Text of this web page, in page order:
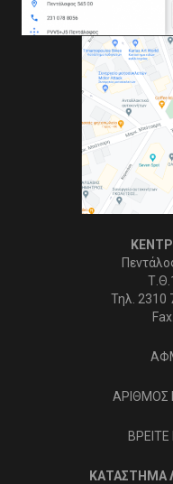
Τηλ. 2310
ΑΡΙΘΜΟΣ
ΒΡΕΙΤΕ
ΚΑΤΑΣΤΗΜΑ